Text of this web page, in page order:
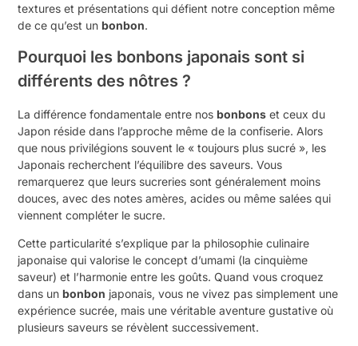
textures et présentations qui défient notre conception même
de ce qu’est unbonbon.
Pourquoi les bonbons japonais sont si
différents des nôtres ?
La différence fondamentale entre nosbonbons et ceux du
Japon réside dans l’approche même de la confiserie. Alors
que nous privilégions souvent le « toujours plus sucré », les
Japonais recherchent l’équilibre des saveurs. Vous
remarquerez que leurs sucreries sont généralement moins
douces, avec des notes amères, acides ou même salées qui
viennent compléter le sucre.
Cette particularité s’explique par la philosophie culinaire
japonaise qui valorise le concept d’umami (la cinquième
saveur) et l’harmonie entre les goûts. Quand vous croquez
dans unbonbon japonais, vous ne vivez pas simplement une
expérience sucrée, mais une véritable aventure gustative où
plusieurs saveurs se révèlent successivement.